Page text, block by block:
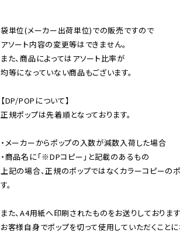
袋単位(メーカー出荷単位)での販売ですので
アソート内容の変更等はできません。
また、商品によってはアソート比率が
均等になっていない商品もございます。
【DP/POPについて】
正規ポップは先着順となっております。
・メーカーからポップの入数が減数入荷した場合
・商品名に「※DPコピー」と記載のあるもの
上記の場合、正規のポップではなくカラーコピーの
す。
また、A4用紙へ印刷されたものをお送りしております
お客様自身でポップを切って使用していただくことに